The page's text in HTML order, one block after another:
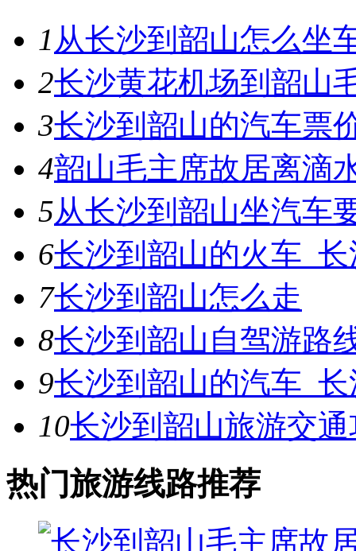
1 从长沙到韶山怎么坐
2长沙黄花机场到韶山
3长沙到韶山的汽车票
4韶山毛主席故居离滴
5从长沙到韶山坐汽车
6长沙到韶山的火车_
7长沙到韶山怎么走
8长沙到韶山自驾游路
9长沙到韶山的汽车_
10长沙到韶山旅游交
热门旅游线路推荐